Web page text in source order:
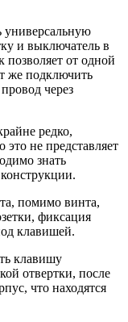
универсальную
и выключатель в
позволяет от одной
же подключить
через
редко,
это не представляет
знать
помимо винта,
фиксация
клавишей.
клавишу
отвертки, после
что находятся